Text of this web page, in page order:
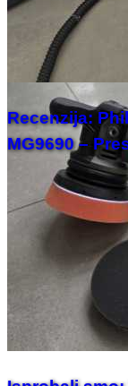
Recenzija:
MG9690 –